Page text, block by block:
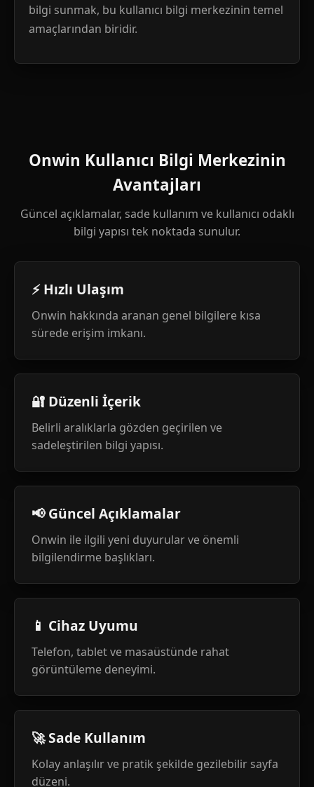
bilgi sunmak, bu kullanıcı bilgi merkezinin temel
amaçlarından biridir.
Onwin Kullanıcı Bilgi Merkezinin
Avantajları
Güncel açıklamalar, sade kullanım ve kullanıcı odaklı
bilgi yapısı tek noktada sunulur.
⚡ Hızlı Ulaşım
Onwin hakkında aranan genel bilgilere kısa
sürede erişim imkanı.
🔐 Düzenli İçerik
Belirli aralıklarla gözden geçirilen ve
sadeleştirilen bilgi yapısı.
📢 Güncel Açıklamalar
Onwin ile ilgili yeni duyurular ve önemli
bilgilendirme başlıkları.
📱 Cihaz Uyumu
Telefon, tablet ve masaüstünde rahat
görüntüleme deneyimi.
🚀 Sade Kullanım
Kolay anlaşılır ve pratik şekilde gezilebilir sayfa
düzeni.